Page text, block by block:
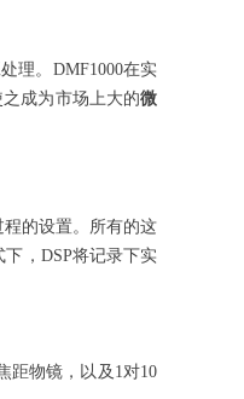
理。 DMF1000在实
成为市场上大的微
的设置。所有的这
，DSP将记录下实
距物镜，以及1对10